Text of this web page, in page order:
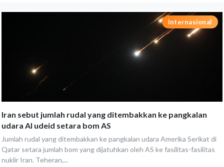
Internasional
Iran sebut jumlah rudal yang ditembakkan ke pangkalan
udara Al udeid setara bom AS
Jumlah rudal yang ditembakkan ke pangkalan udara Amerika Serikat di
Qatar setara jumlah bom yang dijatuhkan oleh AS ke fasilitas-fasilitas
nuklir Iran. Teheran,...